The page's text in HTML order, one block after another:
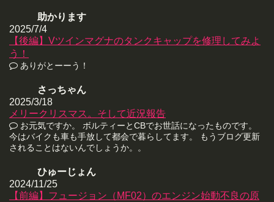
助かります
2025/7/4
【後編】Vツインマグナのタンクキャップを修理してみよ
う！
ありがとーーう！
さっちゃん
2025/3/18
メリークリスマス。そして近況報告
お元気ですか。 ボルティーとCBでお世話になったものです。
今はバイクも車も手放して都会で暮らしてます。 もうブログ更新
されることはないんでしょうか。。
ひゅーじょん
2024/11/25
【前編】フュージョン（MF02）のエンジン始動不良の原